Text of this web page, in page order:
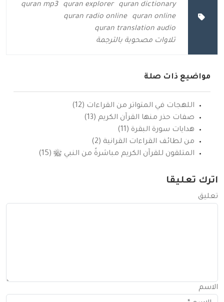
quran dictionary
quran explorer
quran mp3
quran online
quran radio online
quran translation audio
تلاوات مصحوبة بالترجمة
مواضيع ذات صلة
اللهجات في المتواتر من القراءات (12)
صفات حذر منها القرآن الكريم (13)
هدايات سورة البقرة (11)
من لطائف القراءات القرانية (2)
المتلقون للقرآن الكريم مباشرةً من النبي ﷺ (15)
اترك تعليقا
تعليق
الاسم